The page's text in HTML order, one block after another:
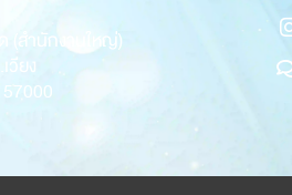
(สำนักงานใหญ่)
วียง
57000